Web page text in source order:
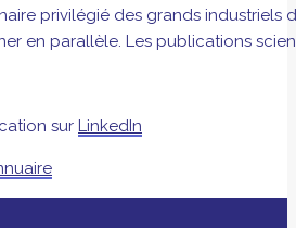
privilégié des grands
en parallèle. Les publications
sur LinkedIn